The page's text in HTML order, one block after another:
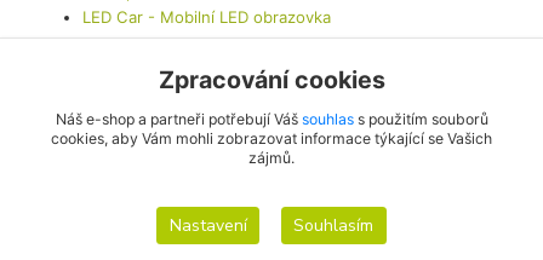
LED Car - Mobilní LED obrazovka
Zpracování cookies
Náš e-shop a partneři potřebují Váš souhlass použitím souborů
cookies, aby Vám mohli zobrazovat informace týkající se Vašich
zájmů.
Nastavení Souhlasím